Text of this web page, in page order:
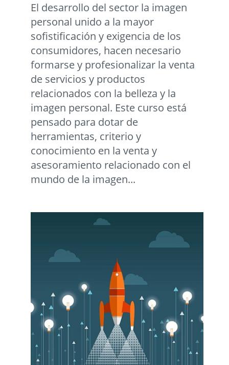
El desarrollo del sector la imagen
personal unido a la mayor
sofistificación y exigencia de los
consumidores, hacen necesario
formarse y profesionalizar la venta
de servicios y productos
relacionados con la belleza y la
imagen personal. Este curso está
pensado para dotar de
herramientas, criterio y
conocimiento en la venta y
asesoramiento relacionado con el
mundo de la imagen...